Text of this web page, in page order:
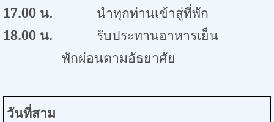
17.00 น.
นำทุกท่านเข้าสู่ที่พัก
18.00น.
รับประทานอาหารเย็น
พักผ่อนตามอัธยาศัย
วันที่สาม